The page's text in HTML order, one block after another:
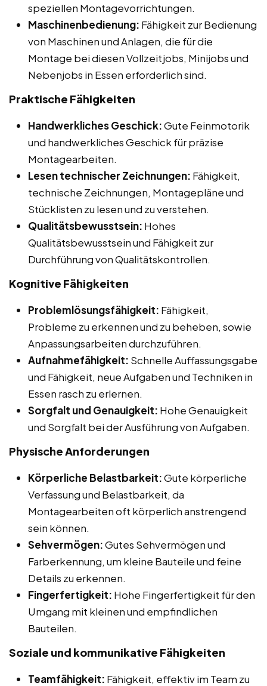
speziellen Montagevorrichtungen.
Maschinenbedienung: Fähigkeit zur Bedienung
von Maschinen und Anlagen, die für die
Montage bei diesen Vollzeitjobs, Minijobs und
Nebenjobs in Essen erforderlich sind.
Praktische Fähigkeiten
Handwerkliches Geschick:Gute Feinmotorik
und handwerkliches Geschick für präzise
Montagearbeiten.
Lesen technischer Zeichnungen: Fähigkeit,
technische Zeichnungen, Montagepläne und
Stücklisten zu lesen und zu verstehen.
Qualitätsbewusstsein: Hohes
Qualitätsbewusstsein und Fähigkeit zur
Durchführung von Qualitätskontrollen.
Kognitive Fähigkeiten
Problemlösungsfähigkeit: Fähigkeit,
Probleme zu erkennen und zu beheben, sowie
Anpassungsarbeiten durchzuführen.
Aufnahmefähigkeit: Schnelle Auffassungsgabe
und Fähigkeit, neue Aufgaben und Techniken in
Essen rasch zu erlernen.
Sorgfalt und Genauigkeit: Hohe Genauigkeit
und Sorgfalt bei der Ausführung von Aufgaben.
Physische Anforderungen
Körperliche Belastbarkeit:Gute körperliche
Verfassung und Belastbarkeit, da
Montagearbeiten oft körperlich anstrengend
sein können.
Sehvermögen:Gutes Sehvermögen und
Farberkennung, um kleine Bauteile und feine
Details zu erkennen.
Fingerfertigkeit: Hohe Fingerfertigkeit für den
Umgang mit kleinen und empfindlichen
Bauteilen.
Soziale und kommunikative Fähigkeiten
Teamfähigkeit: Fähigkeit, effektiv im Team zu